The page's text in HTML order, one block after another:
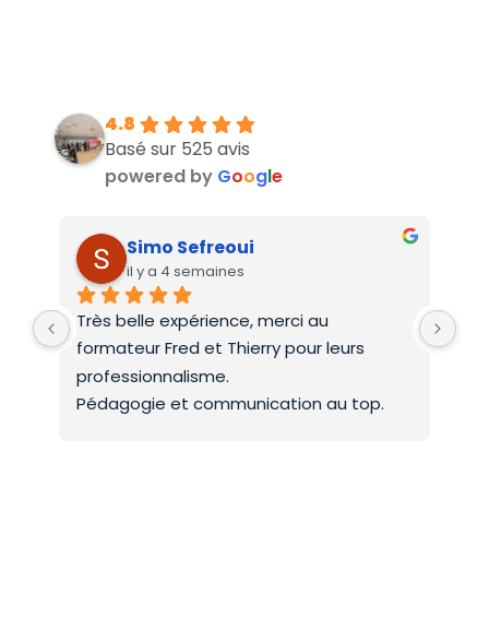
4.8
Basé sur 525 avis
powered by Google
Simo Sefreoui
il y a 4 semaines
Très belle expérience, merci au
formateur Fred et Thierry pour leurs
professionnalisme.
Pédagogie et communication au top.